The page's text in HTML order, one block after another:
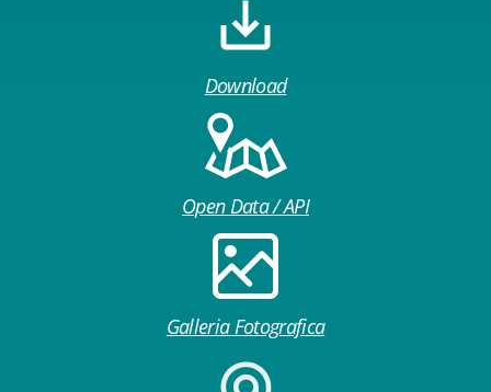
Download
Open Data / API
Galleria Fotografica